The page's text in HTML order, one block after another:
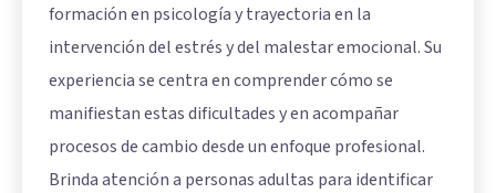
formación en psicología y trayectoria en la
intervención del estrés y del malestar emocional. Su
experiencia se centra en comprender cómo se
manifiestan estas dificultades y en acompañar
procesos de cambio desde un enfoque profesional.
Brinda atención a personas adultas para identificar